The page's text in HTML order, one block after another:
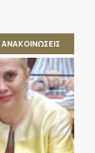
ΑΝΑΚΟΙΝΩΣΕΙΣ